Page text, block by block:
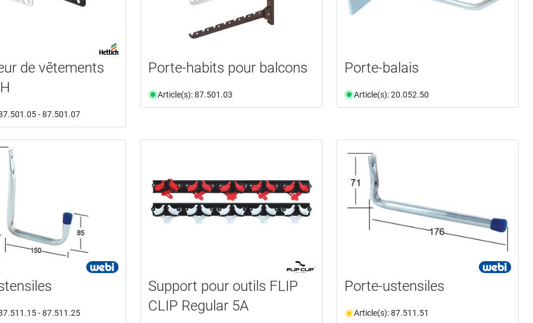
de vêtements
- 87.501.07
Porte-habits pour balcons
Article(s): 87.501.03
Porte-balais
Article(s): 20.052.50
- 87.511.25
Support pour outils FLIP
CLIP Regular 5A
Porte-ustensiles
Article(s): 87.511.51